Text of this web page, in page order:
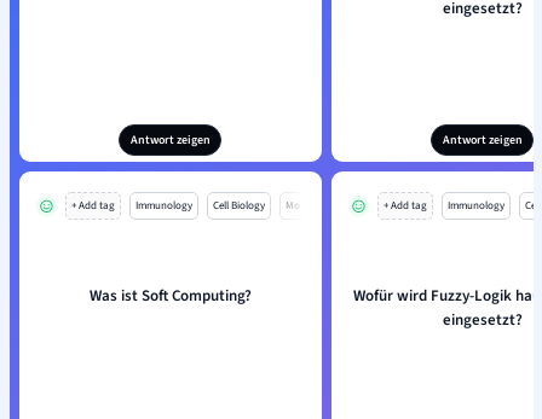
Antwort zeigen
eingesetzt?
Antwort zeigen
+ Add tag Immunology Cell Biology Mo
Was ist Soft Computing?
+ Add tag Immunology
Wofür wird Fuzzy-Logik
eingesetzt?